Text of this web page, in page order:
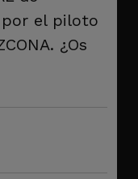
el piloto
¿Os